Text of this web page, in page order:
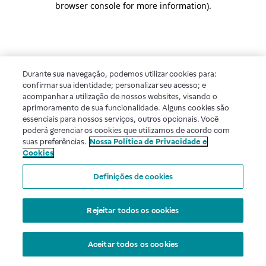
browser console for more information).
Durante sua navegação, podemos utilizar cookies para:
confirmar sua identidade; personalizar seu acesso; e
acompanhar a utilização de nossos websites, visando o
aprimoramento de sua funcionalidade. Alguns cookies são
essenciais para nossos serviços, outros opcionais. Você
poderá gerenciar os cookies que utilizamos de acordo com
suas preferências. Nossa Política de Privacidade e
Cookies
Definições de cookies
Rejeitar todos os cookies
Aceitar todos os cookies